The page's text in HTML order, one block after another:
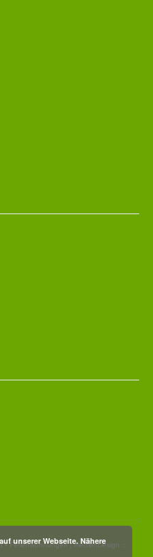
• Ferienwohnungen | medienDesign ::
unserer Webseite. Nähere